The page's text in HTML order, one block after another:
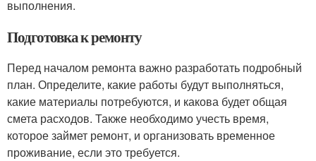
выполнения.
Подготовка к ремонту
Перед началом ремонта важно разработать подробный
план. Определите, какие работы будут выполняться,
какие материалы потребуются, и какова будет общая
смета расходов. Также необходимо учесть время,
которое займет ремонт, и организовать временное
проживание, если это требуется.